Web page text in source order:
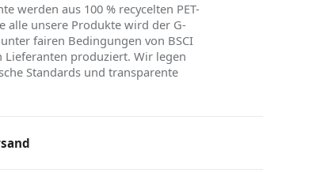
werden aus 100 % recycelten PET-
alle unsere Produkte wird der G-
fairen Bedingungen von BSCI
Lieferanten produziert. Wir legen
Standards und transparente